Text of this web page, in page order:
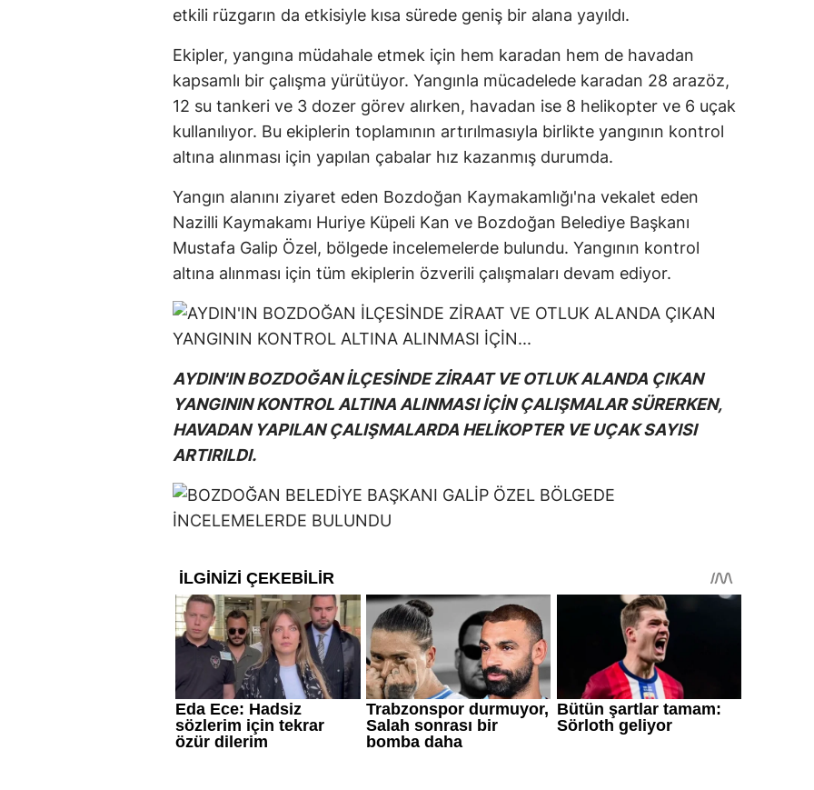
etkili rüzgarın da etkisiyle kısa sürede geniş bir alana yayıldı.
Ekipler, yangına müdahale etmek için hem karadan hem de havadan
kapsamlı bir çalışma yürütüyor. Yangınla mücadelede karadan 28 arazöz,
12 su tankeri ve 3 dozer görev alırken, havadan ise 8 helikopter ve 6 uçak
kullanılıyor. Bu ekiplerin toplamının artırılmasıyla birlikte yangının kontrol
altına alınması için yapılan çabalar hız kazanmış durumda.
Yangın alanını ziyaret eden Bozdoğan Kaymakamlığı'na vekalet eden
Nazilli Kaymakamı Huriye Küpeli Kan ve Bozdoğan Belediye Başkanı
Mustafa Galip Özel, bölgede incelemelerde bulundu. Yangının kontrol
altına alınması için tüm ekiplerin özverili çalışmaları devam ediyor.
AYDIN'IN BOZDOĞAN İLÇESİNDE ZİRAAT VE OTLUK ALANDA ÇIKAN
YANGININ KONTROL ALTINA ALINMASI İÇİN ÇALIŞMALAR SÜRERKEN,
HAVADAN YAPILAN ÇALIŞMALARDA HELİKOPTER VE UÇAK SAYISI
ARTIRILDI.